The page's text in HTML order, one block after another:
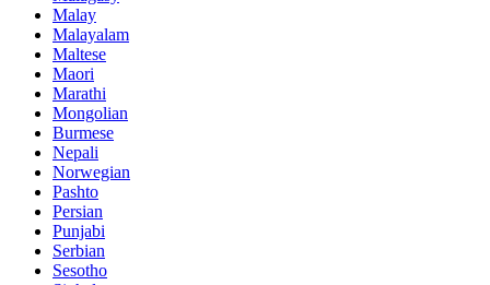
Malay
Malayalam
Maltese
Maori
Marathi
Mongolian
Burmese
Nepali
Norwegian
Pashto
Persian
Punjabi
Serbian
Sesotho